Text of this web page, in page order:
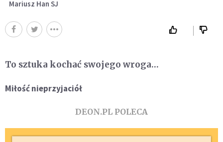
Mariusz Han SJ
To sztuka kochać swojego wroga…
Miłość nieprzyjaciół
DEON.PL POLECA